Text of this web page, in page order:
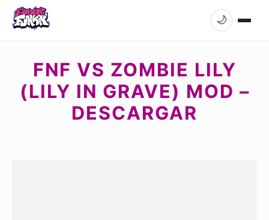
🌙
FNF VS ZOMBIE LILY
(LILY IN GRAVE) MOD –
DESCARGAR